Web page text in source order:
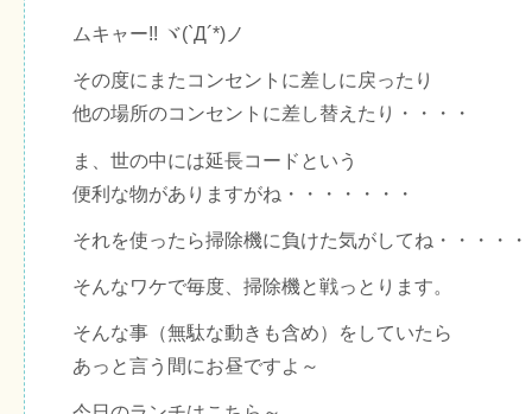
ムキャー!! ヾ(`Д´*)ノ
その度にまたコンセントに差しに戻ったり
他の場所のコンセントに差し替えたり・・・・
ま、世の中には延長コードという
便利な物がありますがね・・・・・・・
それを使ったら掃除機に負けた気がしてね・・・・・
そんなワケで毎度、掃除機と戦っとります。
そんな事（無駄な動きも含め）をしていたら
あっと言う間にお昼ですよ～